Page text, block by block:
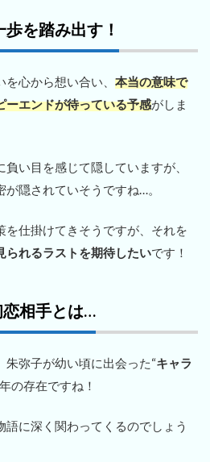
を踏み出す！
心から想い合い、 本当の意味で
ーエンドが待っている予感がしま
い目を感じて隠していますが、
隠されていそうですね…。
を仕掛けてきそうですが、それを
られるラストを期待したいです！
恋相手とは…
朱弥子が幼い頃に出会った“キャラ
の存在ですね！
に深く関わってくるのでしょう